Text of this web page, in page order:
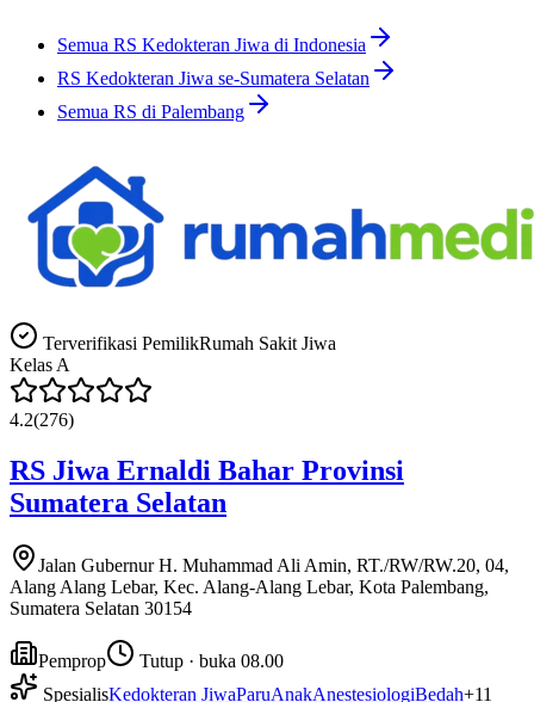
Semua RS Kedokteran Jiwa di Indonesia
RS Kedokteran Jiwa se-Sumatera Selatan
Semua RS di Palembang
Terverifikasi PemilikRumah Sakit Jiwa
Kelas A
4.2(276)
RS Jiwa Ernaldi Bahar Provinsi
Sumatera Selatan
Jalan Gubernur H. Muhammad Ali Amin, RT./RW/RW.20, 04,
Alang Alang Lebar, Kec. Alang-Alang Lebar, Kota Palembang,
Sumatera Selatan 30154
Pemprop
Tutup · buka 08.00
SpesialisKedokteran JiwaParuAnakAnestesiologiBedah+11